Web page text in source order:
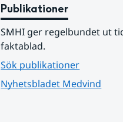
Publikationer
SMHI ger regelbundet ut
faktablad.
Sök publikationer
Nyhetsbladet Medvind